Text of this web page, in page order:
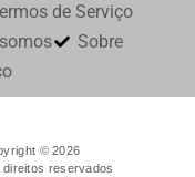
de Serviço
Sobre
© 2026
direitos reservados